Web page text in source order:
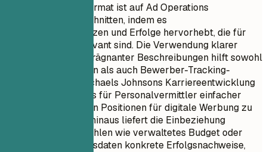
Dieses Lebenslaufformat ist auf Ad Operations
Spezialisten zugeschnitten, indem es
Schlüsselkompetenzen und Erfolge hervorhebt, die für
das Fachgebiet relevant sind. Die Verwendung klarer
Überschriften und prägnanter Beschreibungen hilft sowohl
menschlichen Lesern als auch Bewerber-Tracking-
Systemen (ATS), Michaels Johnsons Karriereentwicklung
zu verstehen, was es für Personalvermittler einfacher
macht, seinen Wert in Positionen für digitale Werbung zu
erkennen. Darüber hinaus liefert die Einbeziehung
spezifischer Kennzahlen wie verwaltetes Budget oder
Kampagnenleistungsdaten konkrete Erfolgsnachweise,